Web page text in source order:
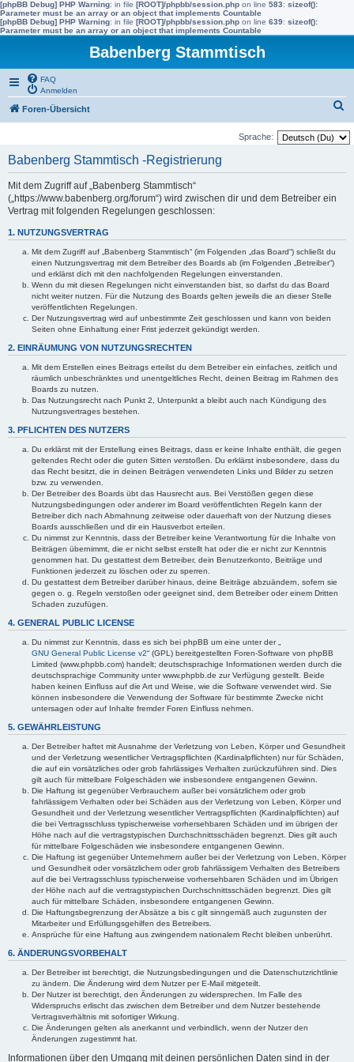
[phpBB Debug] PHP Warning: in file [ROOT]/phpbb/session.php on line 583: sizeof():
Parameter must be an array or an object that implements Countable
[phpBB Debug] PHP Warning: in file [ROOT]/phpbb/session.php on line 639: sizeof():
Parameter must be an array or an object that implements Countable
Babenberg Stammtisch
FAQ
Anmelden
Foren-Übersicht
c
Sprache:
Babenberg Stammtisch -Registrierung
Mit dem Zugriff auf „Babenberg Stammtisch“
(„https://www.babenberg.org/forum“) wird zwischen dir und dem Betreiber ein
Vertrag mit folgenden Regelungen geschlossen:
1. NUTZUNGSVERTRAG
Mit dem Zugriff auf „Babenberg Stammtisch“ (im Folgenden „das Board“) schließt du
einen Nutzungsvertrag mit dem Betreiber des Boards ab (im Folgenden „Betreiber“)
und erklärst dich mit den nachfolgenden Regelungen einverstanden.
Wenn du mit diesen Regelungen nicht einverstanden bist, so darfst du das Board
nicht weiter nutzen. Für die Nutzung des Boards gelten jeweils die an dieser Stelle
veröffentlichten Regelungen.
Der Nutzungsvertrag wird auf unbestimmte Zeit geschlossen und kann von beiden
Seiten ohne Einhaltung einer Frist jederzeit gekündigt werden.
2. EINRÄUMUNG VON NUTZUNGSRECHTEN
Mit dem Erstellen eines Beitrags erteilst du dem Betreiber ein einfaches, zeitlich und
räumlich unbeschränktes und unentgeltliches Recht, deinen Beitrag im Rahmen des
Boards zu nutzen.
Das Nutzungsrecht nach Punkt 2, Unterpunkt a bleibt auch nach Kündigung des
Nutzungsvertrages bestehen.
3. PFLICHTEN DES NUTZERS
Du erklärst mit der Erstellung eines Beitrags, dass er keine Inhalte enthält, die gegen
geltendes Recht oder die guten Sitten verstoßen. Du erklärst insbesondere, dass du
das Recht besitzt, die in deinen Beiträgen verwendeten Links und Bilder zu setzen
bzw. zu verwenden.
Der Betreiber des Boards übt das Hausrecht aus. Bei Verstößen gegen diese
Nutzungsbedingungen oder anderer im Board veröffentlichten Regeln kann der
Betreiber dich nach Abmahnung zeitweise oder dauerhaft von der Nutzung dieses
Boards ausschließen und dir ein Hausverbot erteilen.
Du nimmst zur Kenntnis, dass der Betreiber keine Verantwortung für die Inhalte von
Beiträgen übernimmt, die er nicht selbst erstellt hat oder die er nicht zur Kenntnis
genommen hat. Du gestattest dem Betreiber, dein Benutzerkonto, Beiträge und
Funktionen jederzeit zu löschen oder zu sperren.
Du gestattest dem Betreiber darüber hinaus, deine Beiträge abzuändern, sofern sie
gegen o. g. Regeln verstoßen oder geeignet sind, dem Betreiber oder einem Dritten
Schaden zuzufügen.
4. GENERAL PUBLIC LICENSE
Du nimmst zur Kenntnis, dass es sich bei phpBB um eine unter der „
GNU General Public License v2“ (GPL) bereitgestellten Foren-Software von phpBB
Limited (www.phpbb.com) handelt; deutschsprachige Informationen werden durch die
deutschsprachige Community unter www.phpbb.de zur Verfügung gestellt. Beide
haben keinen Einfluss auf die Art und Weise, wie die Software verwendet wird. Sie
können insbesondere die Verwendung der Software für bestimmte Zwecke nicht
untersagen oder auf Inhalte fremder Foren Einfluss nehmen.
5. GEWÄHRLEISTUNG
Der Betreiber haftet mit Ausnahme der Verletzung von Leben, Körper und Gesundheit
und der Verletzung wesentlicher Vertragspflichten (Kardinalpflichten) nur für Schäden,
die auf ein vorsätzliches oder grob fahrlässiges Verhalten zurückzuführen sind. Dies
gilt auch für mittelbare Folgeschäden wie insbesondere entgangenen Gewinn.
Die Haftung ist gegenüber Verbrauchern außer bei vorsätzlichem oder grob
fahrlässigem Verhalten oder bei Schäden aus der Verletzung von Leben, Körper und
Gesundheit und der Verletzung wesentlicher Vertragspflichten (Kardinalpflichten) auf
die bei Vertragsschluss typischerweise vorhersehbaren Schäden und im übrigen der
Höhe nach auf die vertragstypischen Durchschnittsschäden begrenzt. Dies gilt auch
für mittelbare Folgeschäden wie insbesondere entgangenen Gewinn.
Die Haftung ist gegenüber Unternehmern außer bei der Verletzung von Leben, Körper
und Gesundheit oder vorsätzlichem oder grob fahrlässigem Verhalten des Betreibers
auf die bei Vertragsschluss typischerweise vorhersehbaren Schäden und im Übrigen
der Höhe nach auf die vertragstypischen Durchschnittsschäden begrenzt. Dies gilt
auch für mittelbare Schäden, insbesondere entgangenen Gewinn.
Die Haftungsbegrenzung der Absätze a bis c gilt sinngemäß auch zugunsten der
Mitarbeiter und Erfüllungsgehilfen des Betreibers.
Ansprüche für eine Haftung aus zwingendem nationalem Recht bleiben unberührt.
6. ÄNDERUNGSVORBEHALT
Der Betreiber ist berechtigt, die Nutzungsbedingungen und die Datenschutzrichtlinie
zu ändern. Die Änderung wird dem Nutzer per E-Mail mitgeteilt.
Der Nutzer ist berechtigt, den Änderungen zu widersprechen. Im Falle des
Widerspruchs erlischt das zwischen dem Betreiber und dem Nutzer bestehende
Vertragsverhältnis mit sofortiger Wirkung.
Die Änderungen gelten als anerkannt und verbindlich, wenn der Nutzer den
Änderungen zugestimmt hat.
Informationen über den Umgang mit deinen persönlichen Daten sind in der